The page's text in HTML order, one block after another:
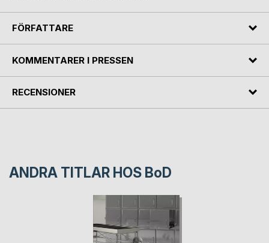
FÖRFATTARE
KOMMENTARER I PRESSEN
RECENSIONER
ANDRA TITLAR HOS BoD